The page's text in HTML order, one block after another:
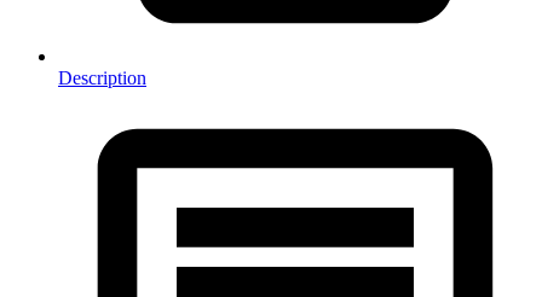
Description